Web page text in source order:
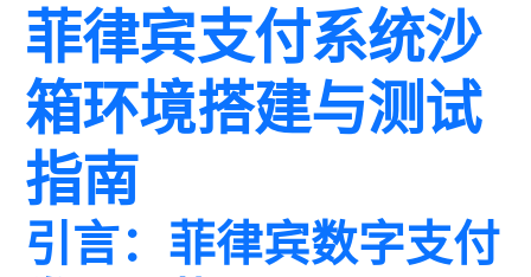
菲律宾支付系统沙
箱环境搭建与测试
指南
引言：菲律宾数字支付